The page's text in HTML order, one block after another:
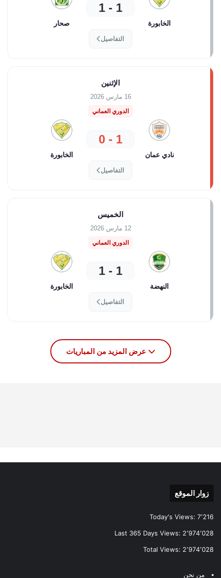
الخابورة
1 - 1
صحار
التفاصيل
الإثنين
16 مارس 2026
الدوري العماني
نادي عمان
1 - 0
الخابورة
التفاصيل
الخميس
12 مارس 2026
الدوري العماني
النهضة
1 - 1
الخابورة
التفاصيل
عرض المزيد من المباريات
زوار الموقع
Today's Views: 7٬216
Last 365 Days Views: 2٬974٬028
Total Views: 2٬974٬028
من نحن